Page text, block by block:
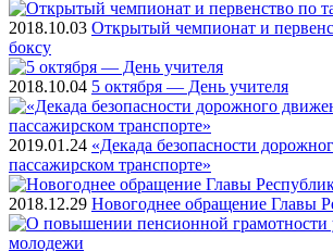
2018.10.03 Открытый чемпионат и
боксу
2018.10.04 5 октября — День учителя
2019.01.24 «Декада безопасности
пассажирском транспорте»
2018.12.29 Новогоднее обращение Главы